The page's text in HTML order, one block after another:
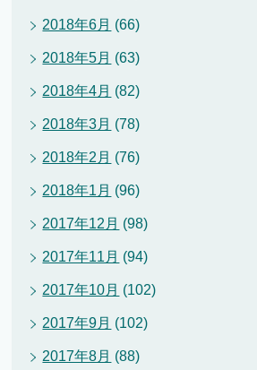
2018年6月 (66)
2018年5月 (63)
2018年4月 (82)
2018年3月 (78)
2018年2月 (76)
2018年1月 (96)
2017年12月 (98)
2017年11月 (94)
2017年10月 (102)
2017年9月 (102)
2017年8月 (88)